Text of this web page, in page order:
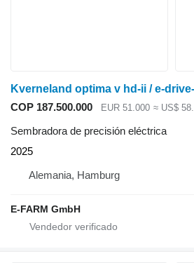
Kverneland optima v hd-ii / e-
COP 187.500.000
EUR 51.000 ≈ US$
Sembradora de precisión eléctrica
2025
Alemania, Hamburg
E-FARM GmbH